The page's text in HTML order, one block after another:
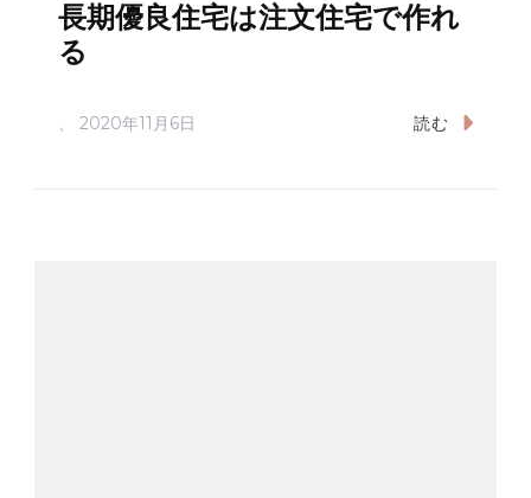
長期優良住宅は注文住宅で作れ
る
、 2020年11月6日 読む